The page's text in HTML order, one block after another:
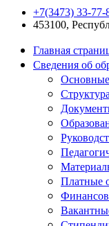
+7(3473) 33-77-
453100,
Главная
Сведения об
Платные